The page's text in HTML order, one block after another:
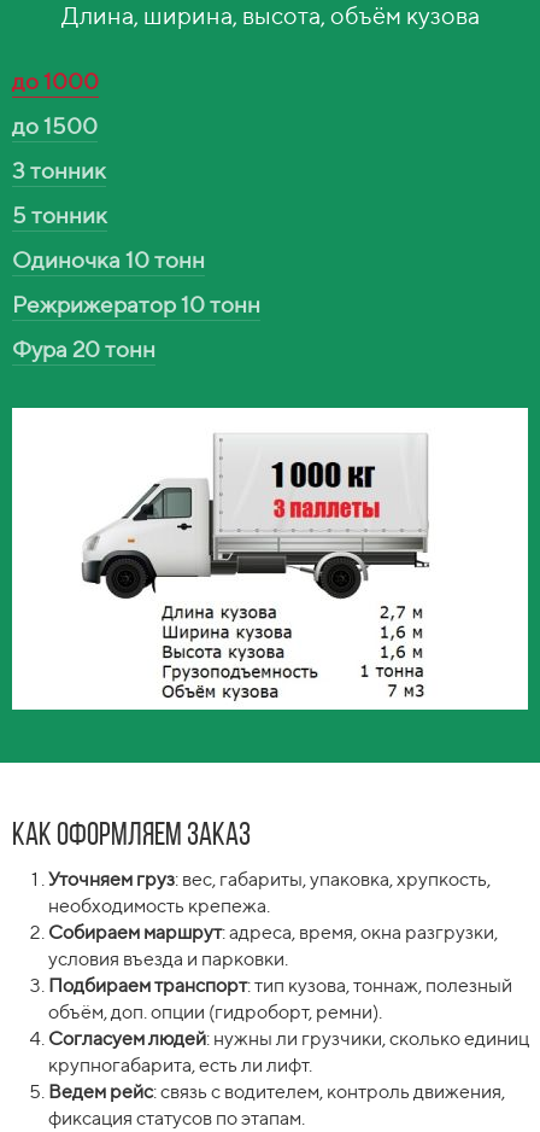
Длина, ширина, высота, объём кузова
до 1000
до 1500
3 тонник
5 тонник
Одиночка 10 тонн
Режрижератор 10 тонн
Фура 20 тонн
Как оформляем заказ
Уточняем груз: вес, габариты, упаковка, хрупкость,
необходимость крепежа.
Собираем маршрут: адреса, время, окна разгрузки,
условия въезда и парковки.
Подбираем транспорт: тип кузова, тоннаж, полезный
объём, доп. опции (гидроборт, ремни).
Согласуем людей: нужны ли грузчики, сколько единиц
крупногабарита, есть ли лифт.
Ведем рейс: связь с водителем, контроль движения,
фиксация статусов по этапам.